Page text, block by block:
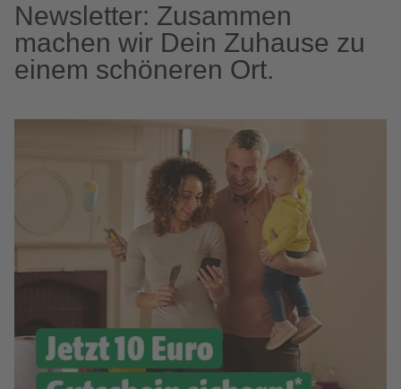
Newsletter: Zusammen
machen wir Dein Zuhause zu
einem schöneren Ort.